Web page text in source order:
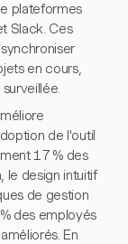
plateformes
Slack. Ces
en cours,
de l'outil
17 % des
le design intuitif
de gestion
des employés
En